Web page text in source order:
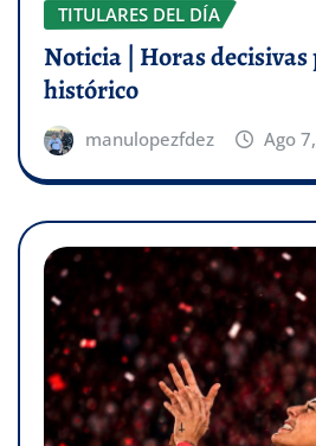
TITULARES DEL DÍA
Noticia | Horas
histórico
manulopezfdez Ago